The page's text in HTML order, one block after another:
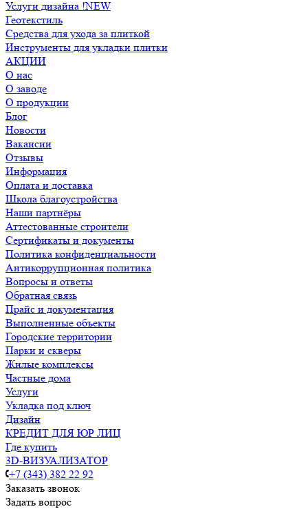
Услуги дизайна !NEW
Геотекстиль
Средства для ухода за плиткой
Инструменты для укладки плитки
АКЦИИ
О нас
О заводе
О продукции
Блог
Новости
Вакансии
Отзывы
Информация
Оплата и доставка
Школа благоустройства
Наши партнёры
Аттестованные строители
Сертификаты и документы
Политика конфиденциальности
Антикоррупционная политика
Вопросы и ответы
Обратная связь
Прайс и документация
Выполненные объекты
Городские территории
Парки и скверы
Жилые комплексы
Частные дома
Услуги
Укладка под ключ
Дизайн
КРЕДИТ ДЛЯ ЮР ЛИЦ
Где купить
3D-ВИЗУАЛИЗАТОР
+7 (343) 382 22 92
Заказать звонок
Задать вопрос